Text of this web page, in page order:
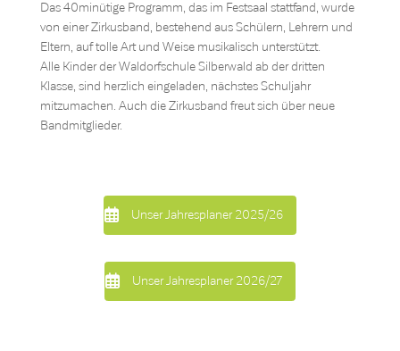
Das 40minütige Programm, das im Festsaal stattfand, wurde
von einer Zirkusband, bestehend aus Schülern, Lehrern und
Eltern, auf tolle Art und Weise musikalisch unterstützt.
Alle Kinder der Waldorfschule Silberwald ab der dritten
Klasse, sind herzlich eingeladen, nächstes Schuljahr
mitzumachen. Auch die Zirkusband freut sich über neue
Bandmitglieder.
Unser Jahresplaner 2025/26
Unser Jahresplaner 2026/27